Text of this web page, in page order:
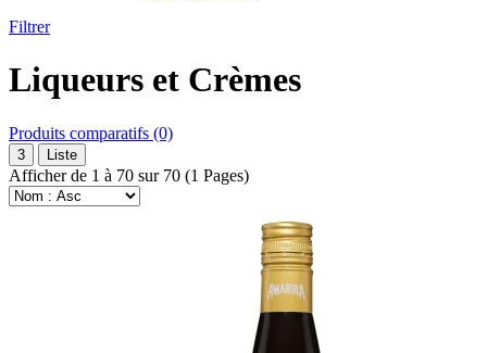
Filtrer
Liqueurs et Crèmes
Produits comparatifs (0)
3 Liste
Afficher de 1 à 70 sur 70 (1 Pages)